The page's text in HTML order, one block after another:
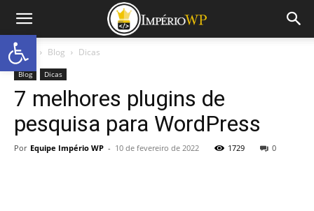
Início Blog Dicas
Blog Dicas
7 melhores plugins de
pesquisa para WordPress
Por Equipe Império WP - 10 de fevereiro de 2022 1729 0
Abrir a barra de ferramentas